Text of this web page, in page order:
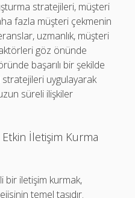
stratejileri, müşteri
fazla müşteri çekmenin
uzmanlık, müşteri
göz önünde
başarılı bir şekilde
uygulayarak
süreli ilişkiler
İletişim Kurma
bir iletişim kurmak,
temel taşıdır.